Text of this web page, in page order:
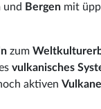
und Bergen mit
zum
vulkanisches
aktiven